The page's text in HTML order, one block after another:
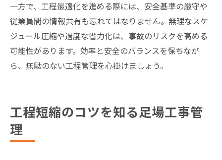
一方で、工程最適化を進める際には、安全基準の厳守や
従業員間の情報共有も忘れてはなりません。無理なスケ
ジュール圧縮や過度な省力化は、事故のリスクを高める
可能性があります。効率と安全のバランスを保ちなが
ら、無駄のない工程管理を心掛けましょう。
工程短縮のコツを知る足場工事管
理